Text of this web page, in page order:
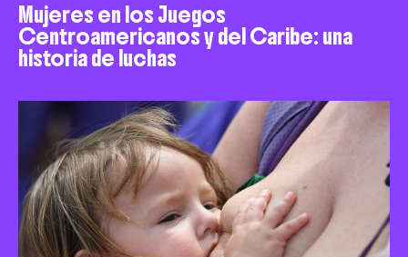
Mujeres en los Juegos
Centroamericanos y del Caribe: una
historia de luchas